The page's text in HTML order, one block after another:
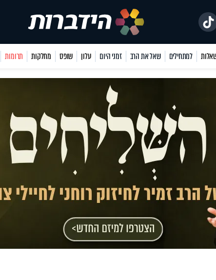
למתחילים שאל את הרב זמני היום עלון שופס מחלקות תרומות